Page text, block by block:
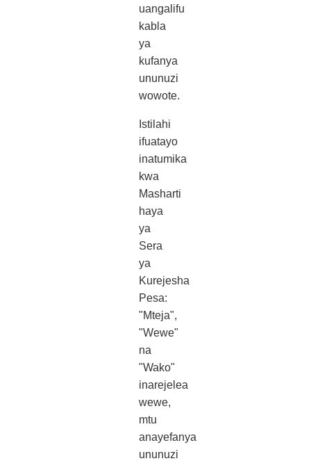
uangalifu
kabla
ya
kufanya
ununuzi
wowote.
Istilahi
ifuatayo
inatumika
kwa
Masharti
haya
ya
Sera
ya
Kurejesha
Pesa:
"Mteja",
"Wewe"
na
"Wako"
inarejelea
wewe,
mtu
anayefanya
ununuzi